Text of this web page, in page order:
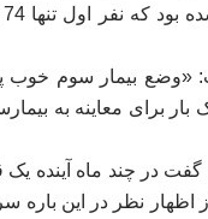
پیش از
«وضع بیمار سوم خوب
برای معاینه به
در چند ماه آینده
نظر در این باره سر